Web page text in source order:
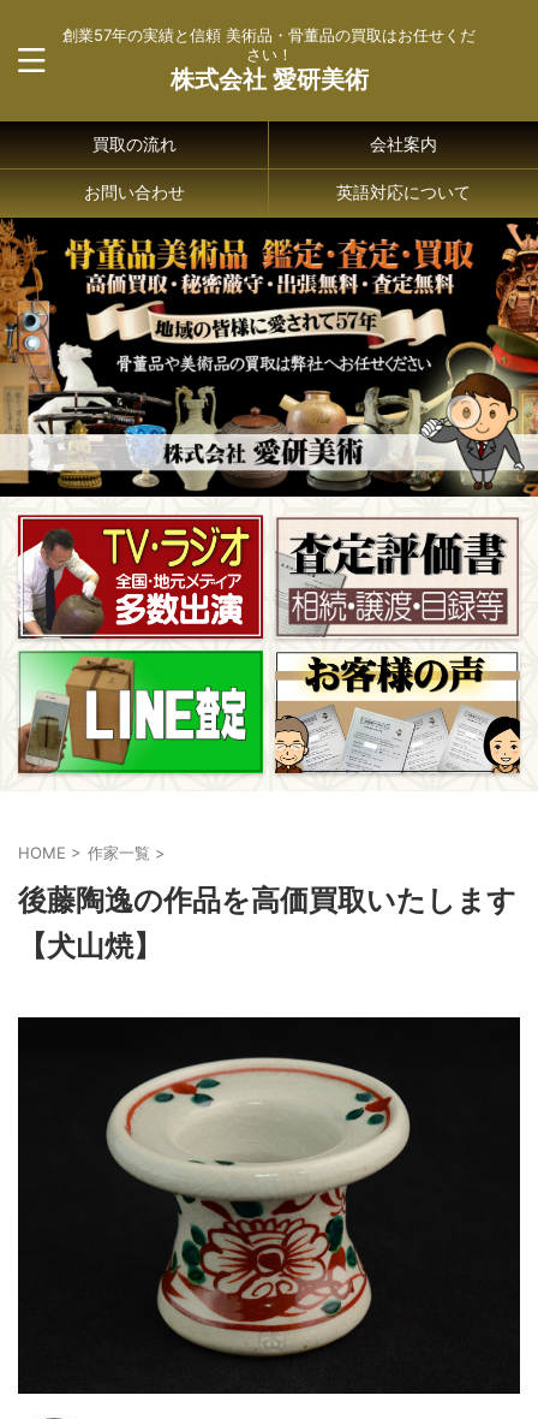
創業57年の実績と信頼 美術品・骨董品の買取はお任せくだ
さい！
株式会社 愛研美術
買取の流れ 会社案内
お問い合わせ 英語対応について
HOME > 作家一覧 >
後藤陶逸の作品を高価買取いたします
【犬山焼】